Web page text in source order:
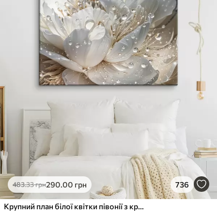
483.33грн290.00 грн 736
Крупний план білої квітки півонії з крапельками води на пелюстках на розмитому фоні